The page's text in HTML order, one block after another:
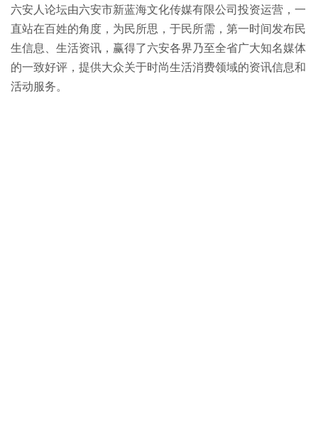
六安人论坛由六安市新蓝海文化传媒有限公司投资运营，一
直站在百姓的角度，为民所思，于民所需，第一时间发布民
生信息、生活资讯，赢得了六安各界乃至全省广大知名媒体
的一致好评，提供大众关于时尚生活消费领域的资讯信息和
活动服务。